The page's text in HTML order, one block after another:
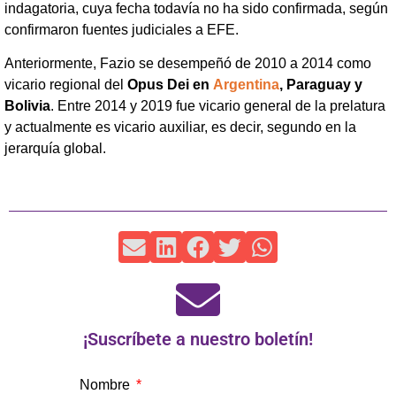
indagatoria, cuya fecha todavía no ha sido confirmada, según
confirmaron fuentes judiciales a EFE.
Anteriormente, Fazio se desempeñó de 2010 a 2014 como
vicario regional del Opus Dei en Argentina, Paraguay y
Bolivia. Entre 2014 y 2019 fue vicario general de la prelatura
y actualmente es vicario auxiliar, es decir, segundo en la
jerarquía global.
¡Suscríbete a nuestro boletín!
Nombre